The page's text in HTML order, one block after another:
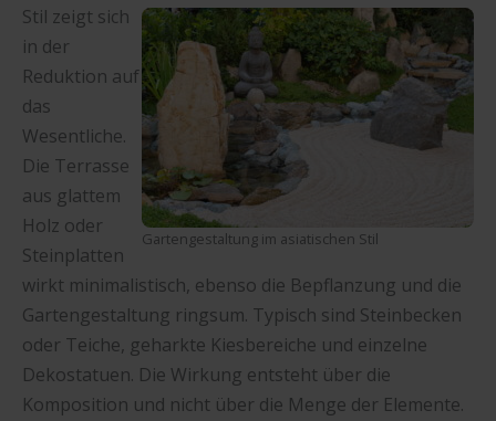
Gartengestaltung im asiatischen Stil
Stil zeigt sich
in der
Reduktion auf
das
Wesentliche.
Die Terrasse
aus glattem
Holz oder
Steinplatten
wirkt minimalistisch, ebenso die Bepflanzung und die
Gartengestaltung ringsum. Typisch sind Steinbecken
oder Teiche, geharkte Kiesbereiche und einzelne
Dekostatuen. Die Wirkung entsteht über die
Komposition und nicht über die Menge der Elemente.